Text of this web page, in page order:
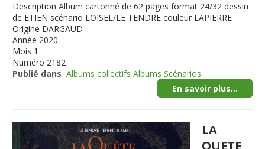
Description Album cartonné de 62 pages format 24/32 dessin
de ETIEN scénario LOISEL/LE TENDRE couleur LAPIERRE
Origine DARGAUD
Année 2020
Mois 1
Numéro 2182
Publié dans Albums collectifs Albums Scénarios
En savoir plus...
LA
QUETE